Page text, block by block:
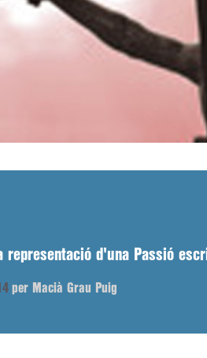
representació d'una Passió
per Macià Grau Puig